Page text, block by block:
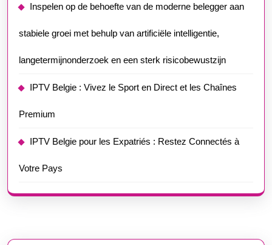
Inspelen op de behoefte van de moderne belegger aan
stabiele groei met behulp van artificiële intelligentie,
langetermijnonderzoek en een sterk risicobewustzijn
IPTV Belgie : Vivez le Sport en Direct et les Chaînes
Premium
IPTV Belgie pour les Expatriés : Restez Connectés à
Votre Pays